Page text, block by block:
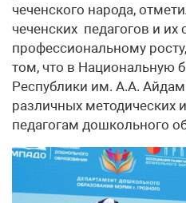
чеченского народа,
чеченских педагогов и их
профессиональному
том, что в Национальную
Республики им. А.А.
различных методических
педагогам дошкольного